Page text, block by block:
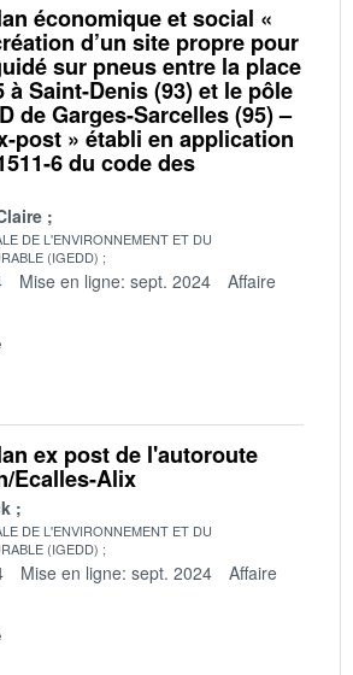
économique et social «
d’un site propre pour
sur pneus entre la place
à Saint-Denis (93) et le pôle
de Garges-Sarcelles (95) –
post » établi en application
6 du code des
DE L'ENVIRONNEMENT ET DU
(IGEDD)
Mise en ligne: sept. 2024
Affaire
ex post de l'autoroute
Ecalles-Alix
DE L'ENVIRONNEMENT ET DU
(IGEDD)
Mise en ligne: sept. 2024
Affaire